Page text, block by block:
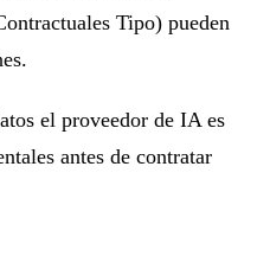
Tipo) pueden
el proveedor de IA es
antes de contratar